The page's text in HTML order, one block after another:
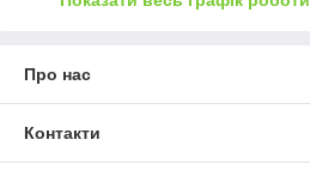
Про нас
Контакти